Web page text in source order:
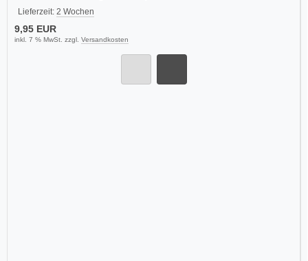
Lieferzeit: 2 Wochen
9,95 EUR
inkl. 7 % MwSt. zzgl. Versandkosten